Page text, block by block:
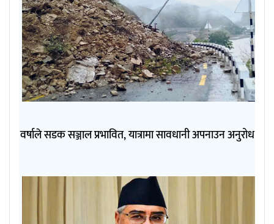
वर्षाले सडक सञ्जाल प्रभावित, यात्रामा सावधानी अपनाउन अनुरोध